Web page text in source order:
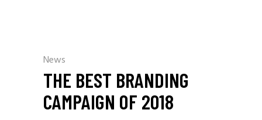
News
THE BEST BRANDING
CAMPAIGN OF 2018